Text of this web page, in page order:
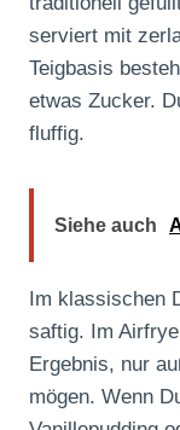
serviert mit
Teigbasis
etwas Zucker.
fluffig.
Siehe auch
Im klassischen
saftig. Im
Ergebnis, nur
mögen. Wenn